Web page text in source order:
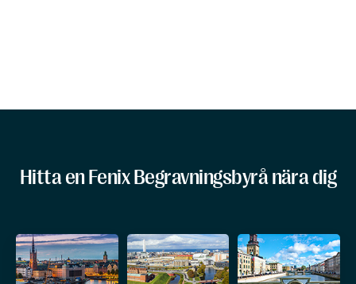
Hitta en Fenix Begravningsbyrå nära dig